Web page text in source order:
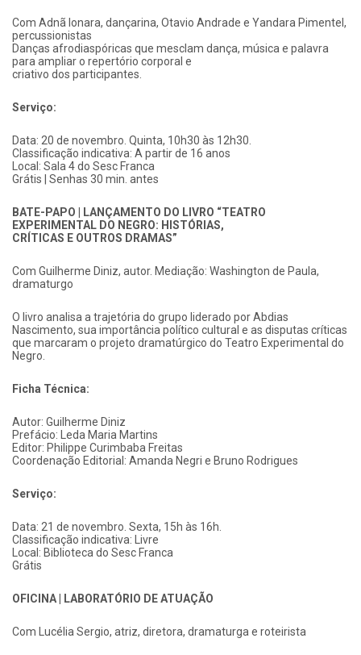
Com Adnã Ionara, dançarina, Otavio Andrade e Yandara Pimentel,
percussionistas
Danças afrodiaspóricas que mesclam dança, música e palavra
para ampliar o repertório corporal e
criativo dos participantes.
Serviço:
Data: 20 de novembro. Quinta, 10h30 às 12h30.
Classificação indicativa: A partir de 16 anos
Local: Sala 4 do Sesc Franca
Grátis | Senhas 30 min. antes
BATE-PAPO | LANÇAMENTO DO LIVRO “TEATRO
EXPERIMENTAL DO NEGRO: HISTÓRIAS,
CRÍTICAS E OUTROS DRAMAS”
Com Guilherme Diniz, autor. Mediação: Washington de Paula,
dramaturgo
O livro analisa a trajetória do grupo liderado por Abdias
Nascimento, sua importância político cultural e as disputas críticas
que marcaram o projeto dramatúrgico do Teatro Experimental do
Negro.
Ficha Técnica:
Autor: Guilherme Diniz
Prefácio: Leda Maria Martins
Editor: Philippe Curimbaba Freitas
Coordenação Editorial: Amanda Negri e Bruno Rodrigues
Serviço:
Data: 21 de novembro. Sexta, 15h às 16h.
Classificação indicativa: Livre
Local: Biblioteca do Sesc Franca
Grátis
OFICINA | LABORATÓRIO DE ATUAÇÃO
Com Lucélia Sergio, atriz, diretora, dramaturga e roteirista